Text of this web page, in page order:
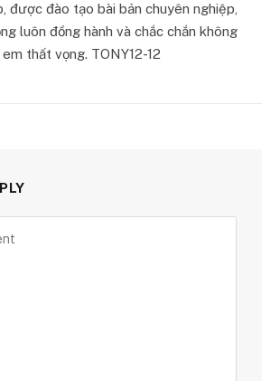
được đào tạo bài bản chuyên nghiệp,
luôn đồng hành và chắc chắn không
thất vọng. TONY12-12